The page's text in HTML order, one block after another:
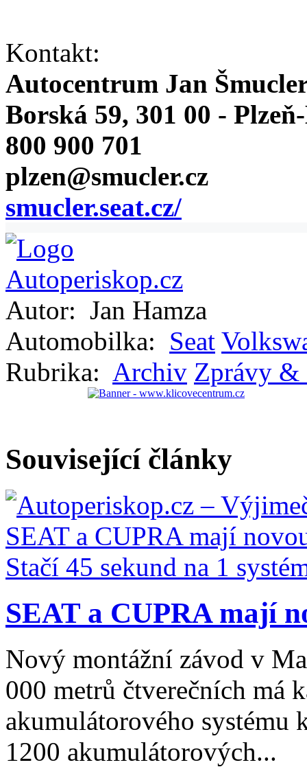
Kontakt:
Autocentrum Jan
Borská 59, 301 00 -
800 900 701
plzen@smucler.cz
smucler.seat.cz/
Autor: Jan Hamza
Automobilka: Seat
Rubrika: Archiv Zprávy &
Související články
SEAT a CUPRA mají
Nový montážní závod v
000 metrů čtverečních má
akumulátorového systému
1200 akumulátorových...